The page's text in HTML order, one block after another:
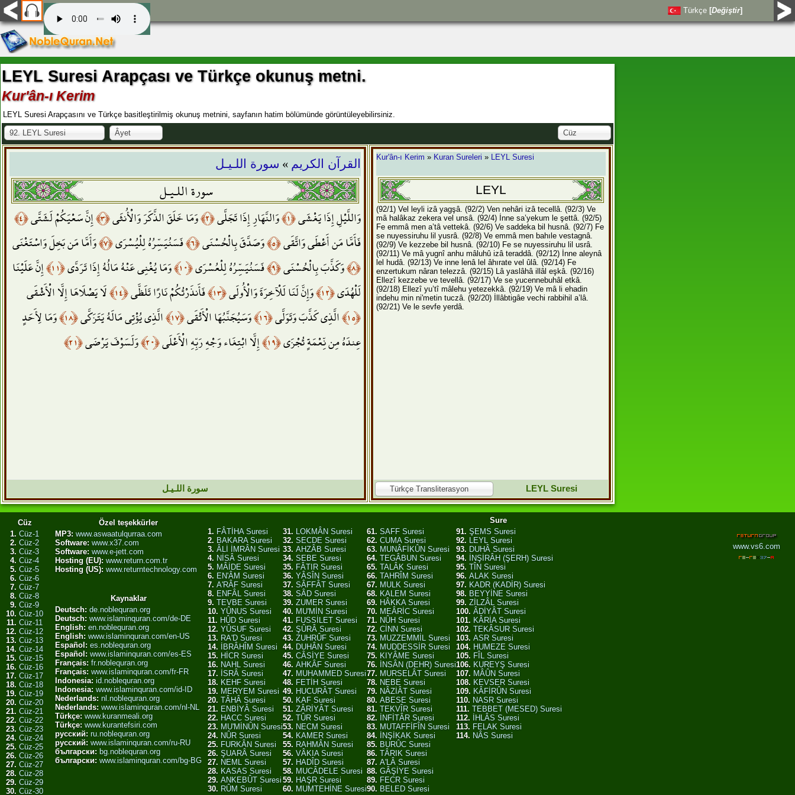
Türkçe [Değiştir]
LEYL Suresi Arapçası ve Türkçe okunuş metni.
Kur'ân-ı Kerim
LEYL Suresi Arapçasını ve Türkçe basitleştirilmiş okunuş metnini, sayfanın hatim bölümünde görüntüleyebilirsiniz.
92. LEYL Suresi Âyet Cüz
القرآن الكريم » سورة اللـيـل
سورة اللـيـل
وَاللَّيْلِ إِذَا يَغْشَى﴿١﴾ وَالنَّهَارِ إِذَا تَجَلَّى﴿٢﴾ وَمَا خَلَقَ الذَّكَرَ وَالْأُنثَى﴿٣﴾ إِنَّ سَعْيَكُمْ لَشَتَّى﴿٤﴾
فَأَمَّا مَن أَعْطَى وَاتَّقَى﴿٥﴾ وَصَدَّقَ بِالْحُسْنَى﴿٦﴾ فَسَنُيَسِّرُهُ لِلْيُسْرَى﴿٧﴾ وَأَمَّا مَن بَخِلَ وَاسْتَغْنَى
﴿٨﴾ وَكَذَّبَ بِالْحُسْنَى﴿٩﴾ فَسَنُيَسِّرُهُ لِلْعُسْرَى﴿١٠﴾ وَمَا يُغْنِي عَنْهُ مَالُهُ إِذَا تَرَدَّى﴿١١﴾ إِنَّ عَلَيْنَا
لَلْهُدَى﴿١٢﴾ وَإِنَّ لَنَا لَلْآخِرَةَ وَالْأُولَى﴿١٣﴾ فَأَنذَرْتُكُمْ نَارًا تَلَظَّى﴿١٤﴾ لَا يَصْلَاهَا إِلَّا الْأَشْقَى
﴿١٥﴾ الَّذِي كَذَّبَ وَتَوَلَّى﴿١٦﴾ وَسَيُجَنَّبُهَا الْأَتْقَى﴿١٧﴾ الَّذِي يُؤْتِي مَالَهُ يَتَزَكَّى﴿١٨﴾ وَمَا لِأَحَدٍ
عِندَهُ مِن نِّعْمَةٍ تُجْزَى﴿١٩﴾ إِلَّا ابْتِغَاء وَجْهِ رَبِّهِ الْأَعْلَى﴿٢٠﴾ وَلَسَوْفَ يَرْضَى﴿٢١﴾
سورة اللـيـل
Kur'ân-ı Kerim » Kuran Sureleri » LEYL Suresi
LEYL
(92/1) Vel leyli izâ yagşâ.(92/2) Ven nehâri izâ tecellâ.(92/3) Ve
mâ halâkaz zekera vel unsâ.(92/4) İnne sa’yekum le şettâ.(92/5)
Fe emmâ men a’tâ vettekâ.(92/6) Ve saddeka bil husnâ.(92/7) Fe
se nuyessiruhu lil yusrâ.(92/8) Ve emmâ men bahıle vestagnâ.
(92/9) Ve kezzebe bil husnâ.(92/10) Fe se nuyessiruhu lil usrâ.
(92/11) Ve mâ yugnî anhu mâluhû izâ teraddâ.(92/12) İnne aleynâ
lel hudâ.(92/13) Ve inne lenâ lel âhırate vel ûlâ.(92/14) Fe
enzertukum nâran telezzâ.(92/15) Lâ yaslâhâ illâl eşkâ.(92/16)
Ellezî kezzebe ve tevellâ.(92/17) Ve se yucennebuhâl etkâ.
(92/18) Ellezî yu’tî mâlehu yetezekkâ.(92/19) Ve mâ li ehadin
indehu min ni'metin tuczâ.(92/20) İllâbtigâe vechi rabbihil a’lâ.
(92/21) Ve le sevfe yerdâ.
Türkçe Transliterasyon LEYL Suresi
Cüz
1. Cüz-1
2. Cüz-2
3. Cüz-3
4. Cüz-4
5. Cüz-5
6. Cüz-6
7. Cüz-7
8. Cüz-8
9. Cüz-9
10. Cüz-10
11. Cüz-11
12. Cüz-12
13. Cüz-13
14. Cüz-14
15. Cüz-15
16. Cüz-16
17. Cüz-17
18. Cüz-18
19. Cüz-19
20. Cüz-20
21. Cüz-21
22. Cüz-22
23. Cüz-23
24. Cüz-24
25. Cüz-25
26. Cüz-26
27. Cüz-27
28. Cüz-28
29. Cüz-29
30. Cüz-30
Özel teşekkürler
MP3: www.aswaatulqurraa.com
Software: www.x37.com
Software: www.e-jett.com
Hosting (EU): www.return.com.tr
Hosting (US): www.returntechnology.com
Kaynaklar
Deutsch: de.noblequran.org
Deutsch: www.islaminquran.com/de-DE
English: en.noblequran.org
English: www.islaminquran.com/en-US
Español: es.noblequran.org
Español: www.islaminquran.com/es-ES
Français: fr.noblequran.org
Français: www.islaminquran.com/fr-FR
Indonesia: id.noblequran.org
Indonesia: www.islaminquran.com/id-ID
Nederlands: nl.noblequran.org
Nederlands: www.islaminquran.com/nl-NL
Türkçe: www.kuranmeali.org
Türkçe: www.kurantefsiri.com
русский: ru.noblequran.org
русский: www.islaminquran.com/ru-RU
български: bg.noblequran.org
български: www.islaminquran.com/bg-BG
Sure
1. FÂTİHA Suresi
2. BAKARA Suresi
3. ÂLİ İMRÂN Suresi
4. NİSÂ Suresi
5. MÂİDE Suresi
6. EN'ÂM Suresi
7. A'RÂF Suresi
8. ENFÂL Suresi
9. TEVBE Suresi
10. YÛNUS Suresi
11. HÛD Suresi
12. YÛSUF Suresi
13. RA'D Suresi
14.
İBRÂHÎM Suresi
15. HİCR Suresi
16. NAHL Suresi
17. İSRÂ Suresi
18. KEHF Suresi
19. MERYEM Suresi
20. TÂHÂ Suresi
21. ENBİYÂ Suresi
22. HACC Suresi
23. MU'MİNÛN Suresi
24. NÛR Suresi
25. FURKÂN Suresi
26. ŞUARÂ Suresi
27. NEML Suresi
28. KASAS Suresi
29. ANKEBÛT Suresi
30. RÛM Suresi
31. LOKMÂN Suresi
32. SECDE Suresi
33. AHZÂB Suresi
34. SEBE Suresi
35. FÂTIR Suresi
36. YÂSÎN Suresi
37. SÂFFÂT Suresi
38. SÂD Suresi
39. ZUMER Suresi
40. MU'MİN Suresi
41. FUSSİLET Suresi
42. ŞÛRÂ Suresi
43. ZUHRÛF Suresi
44. DUHÂN Suresi
45. CÂSİYE Suresi
46. AHKÂF Suresi
47. MUHAMMED Suresi
48. FETİH Suresi
49. HUCURÂT Suresi
50. KAF Suresi
51. ZÂRİYÂT Suresi
52. TÛR Suresi
53. NECM Suresi
54. KAMER Suresi
55. RAHMÂN Suresi
56. VÂKIA Suresi
57. HADÎD Suresi
58. MUCÂDELE Suresi
59. HAŞR Suresi
60. MUMTEHİNE Suresi
61. SAFF Suresi
62. CUMA Suresi
63. MUNÂFİKÛN Suresi
64. TEGÂBUN Suresi
65. TALÂK Suresi
66. TAHRÎM Suresi
67. MULK Suresi
68. KALEM Suresi
69. HÂKKA Suresi
70. MEÂRİC Suresi
71. NÛH Suresi
72. CİNN Suresi
73. MUZZEMMİL Suresi
74. MUDDESSİR Suresi
75. KIYÂME Suresi
76.
İNSÂN (DEHR) Suresi
77. MURSELÂT Suresi
78. NEBE Suresi
79. NÂZİÂT Suresi
80. ABESE Suresi
81. TEKVÎR Suresi
82.
İNFİTÂR Suresi
83. MUTAFFİFÎN Suresi
84.
İNŞİKAK Suresi
85. BURÛC Suresi
86. TÂRIK Suresi
87. A'LÂ Suresi
88. GÂŞİYE Suresi
89. FECR Suresi
90. BELED Suresi
91. ŞEMS Suresi
92. LEYL Suresi
93. DUHÂ Suresi
94.
İNŞİRÂH (ŞERH) Suresi
95. TÎN Suresi
96. ALAK Suresi
97. KADR (KADİR) Suresi
98. BEYYİNE Suresi
99. ZİLZÂL Suresi
100. ÂDİYÂT Suresi
101. KÂRİA Suresi
102. TEKÂSUR Suresi
103. ASR Suresi
104. HUMEZE Suresi
105. FÎL Suresi
106. KUREYŞ Suresi
107. MÂÛN Suresi
108. KEVSER Suresi
109. KÂFİRÛN Suresi
110. NASR Suresi
111. TEBBET (MESED) Suresi
112.
İHLÂS Suresi
113. FELAK Suresi
114. NÂS Suresi
www.vs6.com